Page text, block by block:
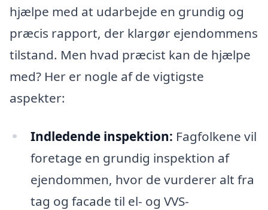
hjælpe med at udarbejde en grundig og
præcis rapport, der klargør ejendommens
tilstand. Men hvad præcist kan de hjælpe
med? Her er nogle af de vigtigste
aspekter:
Indledende inspektion: Fagfolkene vil
foretage en grundig inspektion af
ejendommen, hvor de vurderer alt fra
tag og facade til el- og VVS-